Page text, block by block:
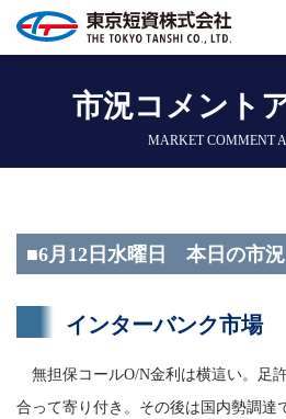
市況コメント
MARKET COMMENT
■6月12日水曜日 本日の市況
インターバンク市場
無担保コールO/N金利は横這い。足
合って寄り付き。その後は国内勢調達